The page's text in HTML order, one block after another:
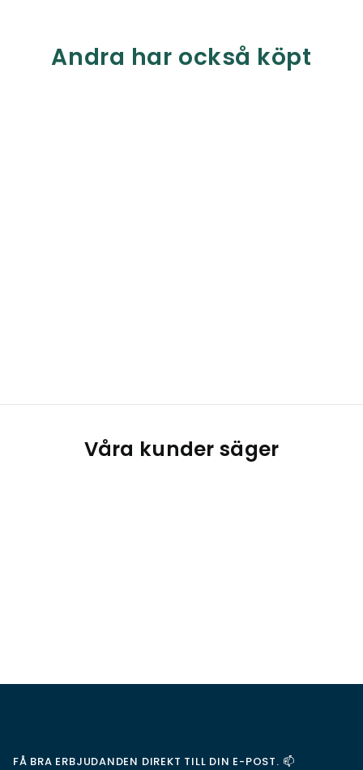
Andra har också köpt
Våra kunder säger
FÅ BRA ERBJUDANDEN DIREKT TILL DIN E-POST. 📫